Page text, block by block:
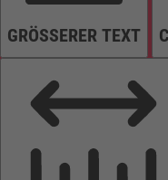
GRÖSSERER TEXT